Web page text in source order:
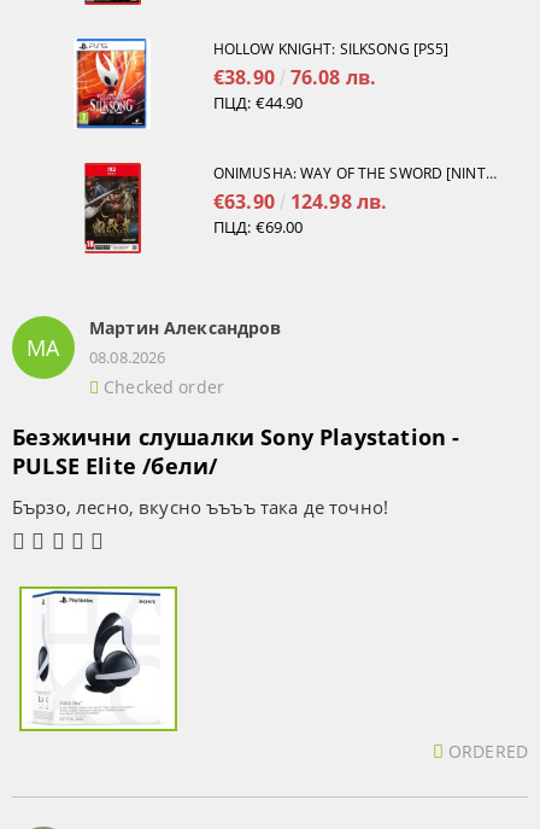
HOLLOW KNIGHT: SILKSONG [PS5]
€38.90 76.08 лв.
ПЦД: €44.90
ONIMUSHA: WAY OF THE SWORD [NINTENDO SWITCH 2]
€63.90 124.98 лв.
ПЦД: €69.00
МА
Мартин Александров
08.08.2026
Checked order
Безжични слушалки Sony Playstation -
PULSE Elite /бели/
Бързо, лесно, вкусно ъъъъ така де точно!
ORDERED